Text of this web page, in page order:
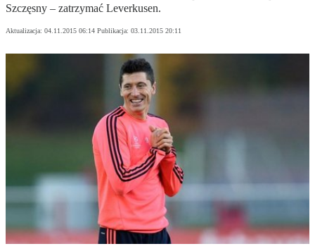
Szczęsny – zatrzymać Leverkusen.
Aktualizacja: 04.11.2015 06:14 Publikacja: 03.11.2015 20:11